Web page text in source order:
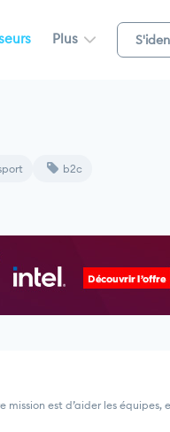
Plus
b2c
est d’aider les équipes,